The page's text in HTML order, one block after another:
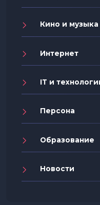
Кино и музыка
Интернет
IT и
Персона
Образование
Новости